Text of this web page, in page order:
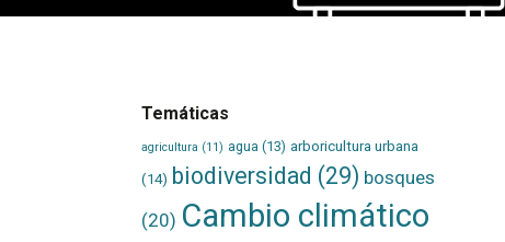
Temáticas
agricultura (11) agua (13) arboricultura urbana
(14) biodiversidad (29) bosques
(20) Cambio climático